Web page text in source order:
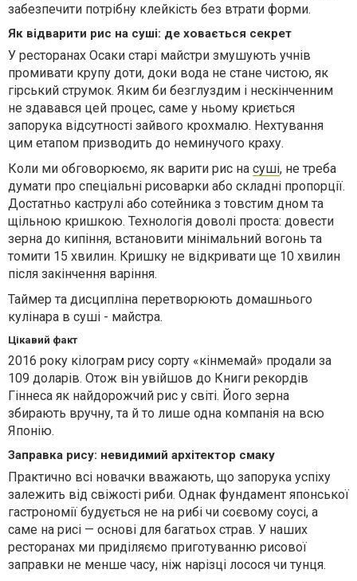
забезпечити потрібну клейкість без втрати форми.
Як відварити рис на суші: де ховається секрет
У ресторанах Осаки старі майстри змушують учнів
промивати крупу доти, доки вода не стане чистою, як
гірський струмок. Яким би безглуздим і нескінченним
не здавався цей процес, саме у ньому криється
запорука відсутності зайвого крохмалю. Нехтування
цим етапом призводить до неминучого краху.
Коли ми обговорюємо, як варити рис на суші, не треба
думати про спеціальні рисоварки або складні пропорції.
Достатньо каструлі або сотейника з товстим дном та
щільною кришкою. Технологія доволі проста: довести
зерна до кипіння, встановити мінімальний вогонь та
томити 15 хвилин. Кришку не відкривати ще 10 хвилин
після закінчення варіння.
Таймер та дисципліна перетворюють домашнього
кулінара в суші - майстра.
Цікавий факт
2016 року кілограм рису сорту «кінмемай» продали за
109 доларів. Отож він увійшов до Книги рекордів
Гіннеса як найдорожчий рис у світі. Його зерна
збирають вручну, та й то лише одна компанія на всю
Японію.
Заправка рису: невидимий архітектор смаку
Практично всі новачки вважають, що запорука успіху
залежить від свіжості риби. Однак фундамент японської
гастрономії будується не на рибі чи соєвому соусі, а
саме на рисі — основі для багатьох страв. У наших
ресторанах ми приділяємо приготуванню рисової
заправки не менше часу, ніж нарізці лосося чи тунця.